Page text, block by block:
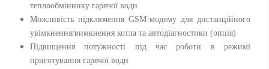
теплообміннику гарячої води.
Можливість підключення GSM-модему для дистанційного
увімкнення/вимкнення котла та автодіагностики (опція)
Підвищення потужності під час роботи в режимі
приготування гарячої води